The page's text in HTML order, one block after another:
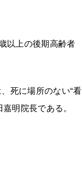
以上の後期高齢者
死に場所のない“看
明院長である。